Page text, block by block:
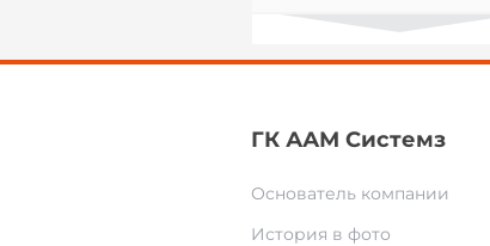
ГК ААМ Системз
Основатель компании
История в фото